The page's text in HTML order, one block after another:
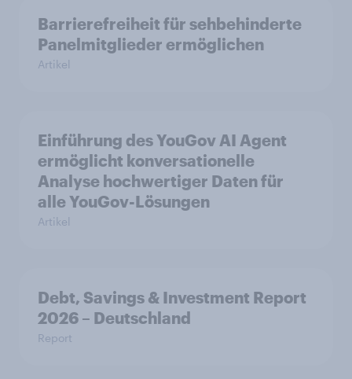
Barrierefreiheit für sehbehinderte
Panelmitglieder ermöglichen
Artikel
Einführung des YouGov AI Agent
ermöglicht konversationelle
Analyse hochwertiger Daten für
alle YouGov-Lösungen
Artikel
Debt, Savings & Investment Report
2026 – Deutschland
Report